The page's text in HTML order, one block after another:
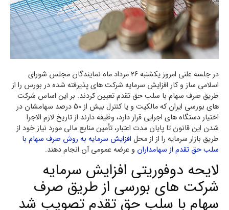
در جلسه علنی امروز یکشنبه 26 مرداد ماه نمایندگان مجلس شورای
اسلامی ساز و کار افزایش سرمایه شرکت های پذیرفته شده در بورس را از
طریق صرف سهام با سلب حق تقدم تعیین کردند. بر این اساس شرکت
های بورسی ایران که مالکیت و یا کنترل بیش از 50 درصد سهامشان در
اختیار دستگاه های اجرایی قرار دارد، وظیفه دارند از تاریخ لازم‏ الاجرا
شدن این قانون تا پایان مدت اعتبار، تأمین منابع مالی مورد نیاز خود از
طریق بازار سرمایه را از از محل افزایش سرمایه به روش صرف سهام با
سلب حق تقدم از سهامداران و عرضه عمومی آن انجام دهند.
لایحه دوفوریتی افزایش سرمایه
شرکت های بورسی از طریق صرف
سهام با سلب حق تقدم تصویب شد